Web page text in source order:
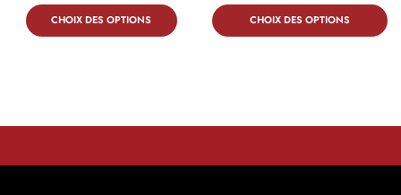
CHOIX DES OPTIONS CHOIX DES OPTIONS